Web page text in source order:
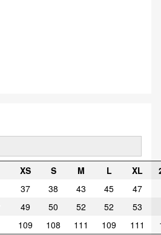
XS S M L XL
37 38 43 45
47
49 50 52 52
53
109 108 111 109 111